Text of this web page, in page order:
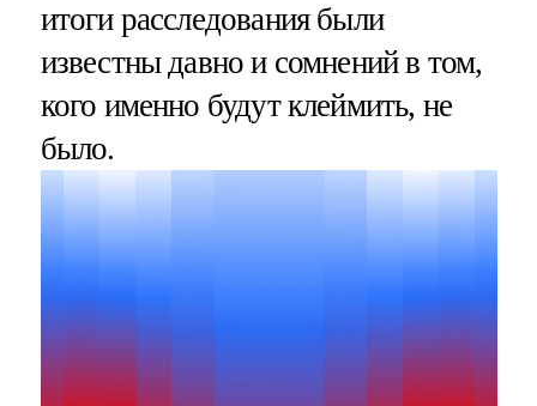
итоги расследования были
известны давно и сомнений в том,
кого именно будут клеймить, не
было.